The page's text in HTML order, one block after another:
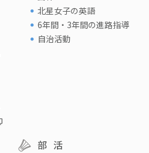
北星女子の英語
6年間・3年間の進路指導
自治活動
部活